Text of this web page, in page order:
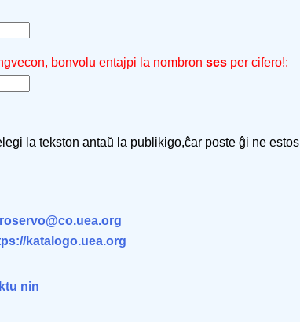
bonvolu entajpi la nombron ses per cifero!:
la tekston antaŭ la publikigo,ĉar poste ĝi ne estos
katalogo.uea.org
nin